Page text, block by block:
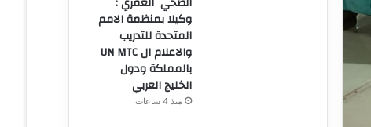
وكيلا بمنظمة الامم
المتحدة للتدريب
والاعلام ال UN MTC
بالمملكة ودول
الخليج العربي
منذ 4 ساعات